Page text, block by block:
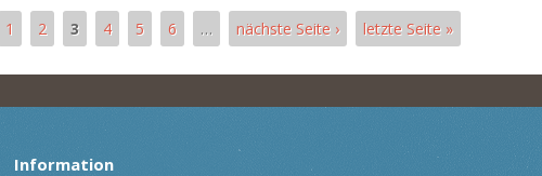
1 2 3 4 5 6 … nächste Seite › letzte Seite »
Information